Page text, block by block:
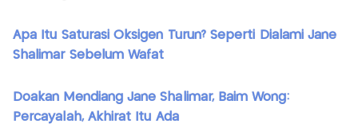
Apa Itu Saturasi Oksigen Turun? Seperti Dialami Jane
Shalimar Sebelum Wafat
Doakan Mendiang Jane Shalimar, Baim Wong:
Percayalah, Akhirat Itu Ada